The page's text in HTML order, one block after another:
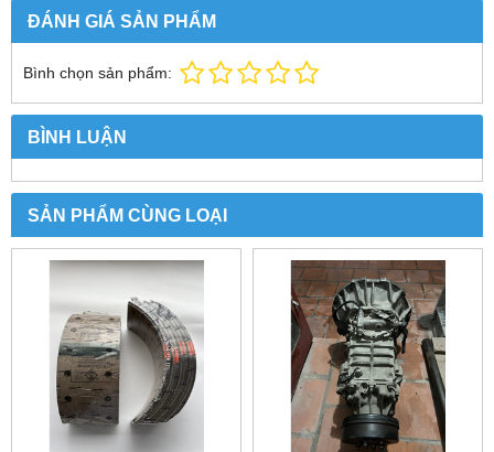
ĐÁNH GIÁ SẢN PHẨM
Bình chọn sản phẩm:
BÌNH LUẬN
SẢN PHẨM CÙNG LOẠI